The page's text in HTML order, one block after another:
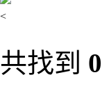
<
共找到 0